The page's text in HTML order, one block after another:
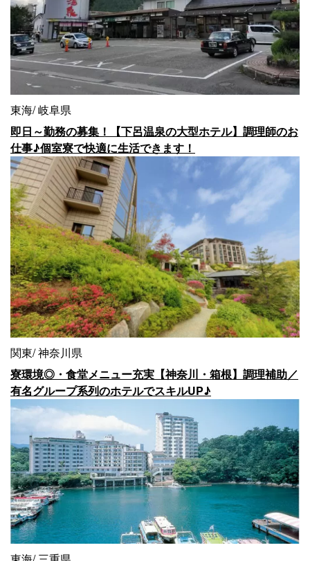
東海 岐阜県
即日～勤務の募集！【下呂温泉の大型ホテル】調理師のお
仕事♪個室寮で快適に生活できます！
関東 神奈川県
寮環境◎・食堂メニュー充実【神奈川・箱根】調理補助／
有名グループ系列のホテルでスキルUP♪